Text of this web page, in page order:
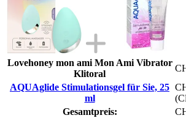
Lovehoney mon ami Mon Ami Vibrator
Klitoral
AQUAglide Stimulationsgel für Sie, 25
ml
Gesamtpreis: